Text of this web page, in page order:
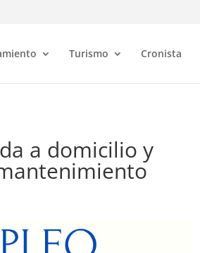
Turismo Cronista
a domicilio y